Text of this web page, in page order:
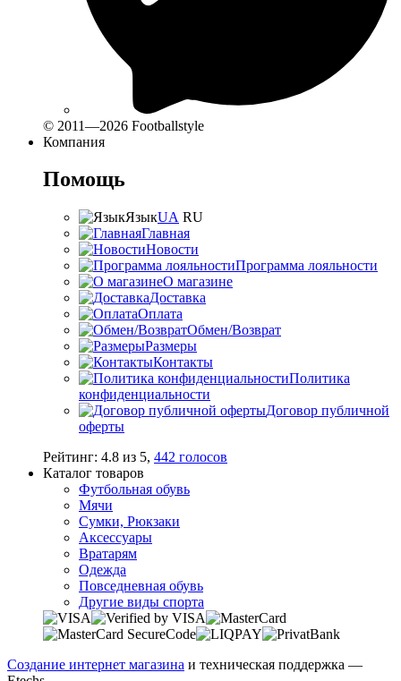
© 2011—2026 Footballstyle
Компания
Помощь
ЯзыкUA RU
Главная
Новости
Программа лояльности
О магазине
Доставка
Оплата
Обмен/Возврат
Размеры
Контакты
Политика
конфиденциальности
Договор публичной
оферты
Рейтинг: 4.8 из 5, 442 голосов
Каталог товаров
Футбольная обувь
Мячи
Сумки, Рюкзаки
Аксессуары
Вратарям
Одежда
Повседневная обувь
Другие виды спорта
Создание интернет магазина и техническая поддержка —